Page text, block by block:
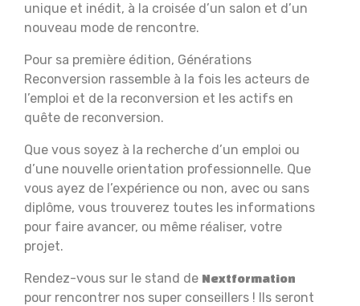
unique et inédit, à la croisée d’un salon et d’un
nouveau mode de rencontre.
Pour sa première édition, Générations
Reconversion rassemble à la fois les acteurs de
l’emploi et de la reconversion et les actifs en
quête de reconversion.
Que vous soyez à la recherche d’un emploi ou
d’une nouvelle orientation professionnelle. Que
vous ayez de l’expérience ou non, avec ou sans
diplôme, vous trouverez toutes les informations
pour faire avancer, ou même réaliser, votre
projet.
Rendez-vous sur le stand de Nextformation
pour rencontrer nos super conseillers ! Ils seront